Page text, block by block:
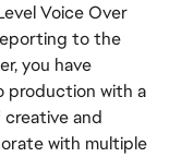
Voice Over
to the
you have
production with a
creative and
with multiple